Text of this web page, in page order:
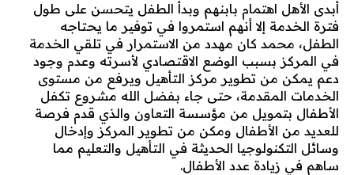
أبدى الأهل اهتمام بابنهم وبدأ الطفل يتحسن على طول
فترة الخدمة إلا أنهم استمروا في توفير ما يحتاجه
الطفل، محمد كان مهدد من الاستمرار في تلقي الخدمة
في المركز بسبب الوضع الاقتصادي لأسرته وعدم وجود
دعم يمكن من تطوير مركز التأهيل ويرفع من مستوى
الخدمات المقدمة، حتى جاء بفضل الله مشروع تكفل
الأطفال بتمويل من مؤسسة التعاون والذي قدم فرصة
للعديد من الأطفال ومكن من تطوير المركز وإدخال
وسائل التكنولوجيا الحديثة في التأهيل والتعليم مما
ساهم في زيادة عدد الأطفال.